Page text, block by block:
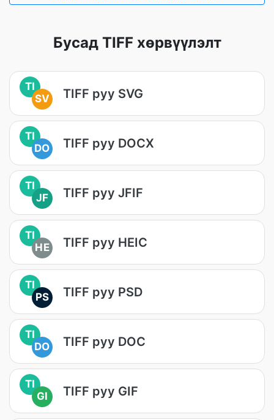
Бусад TIFF хөрвүүлэлт
TI
SV
TIFF руу SVG
TI
DO
TIFF руу DOCX
TI
JF
TIFF руу JFIF
TI
HE
TIFF руу HEIC
TI
PS
TIFF руу PSD
TI
DO
TIFF руу DOC
TI
GI
TIFF руу GIF